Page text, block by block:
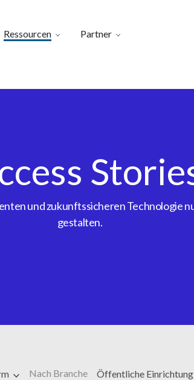
Ressourcen Partner
und zukunftssicheren Technologie
gestalten.
Nach Branche Öffentliche Einrichtung